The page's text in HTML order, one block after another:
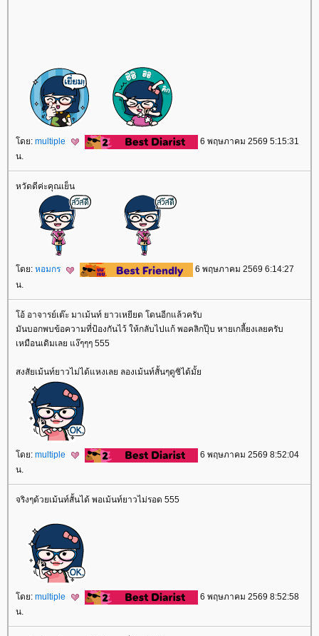
ดย: multiple
6 พฤษภาคม 2569 5:15:31
น.
หวัดดีค่ะคุณเย็น
ดย: หอมกร
6 พฤษภาคม 2569 6:14:27
น.
อ้ อาจารย์เต๊ะ มาเม้นท์ ยาวเหยียด โดนอีกแล้วครับ
มันบอกพบข้อความที่ป้องกันไว้ ให้กลับไปแก้ พอคลิกปุ๊บ หายเกลี้ยงเลยครับ
เหมือนเดิมเลย แง๊ๆๆๆ 555
สงสัยเม้นท์ยาวไม่ได้แหงเลย ลองเม้นท์สั้นๆดูซิได้มั้
ดย: multiple
6 พฤษภาคม 2569 8:52:04
น.
จริงๆด้วยเม้นท์สั้นได้ พอเม้นท์ยาวไม่รอด 555
ดย: multiple
6 พฤษภาคม 2569 8:52:58
น.